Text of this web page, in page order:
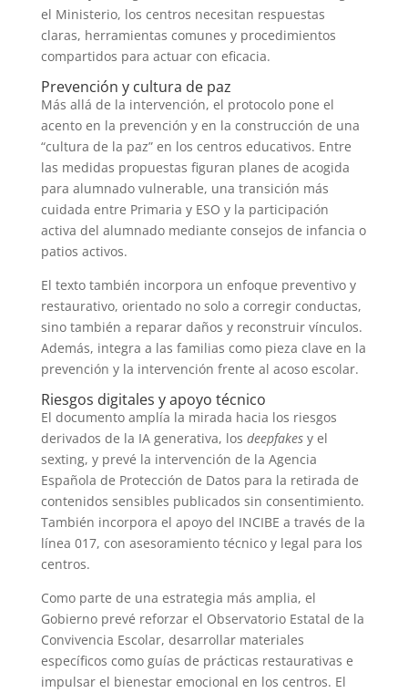
el Ministerio, los centros necesitan respuestas
claras, herramientas comunes y procedimientos
compartidos para actuar con eficacia.
Prevención y cultura de paz
Más allá de la intervención, el protocolo pone el
acento en la prevención y en la construcción de una
“cultura de la paz” en los centros educativos. Entre
las medidas propuestas figuran planes de acogida
para alumnado vulnerable, una transición más
cuidada entre Primaria y ESO y la participación
activa del alumnado mediante consejos de infancia o
patios activos.
El texto también incorpora un enfoque preventivo y
restaurativo, orientado no solo a corregir conductas,
sino también a reparar daños y reconstruir vínculos.
Además, integra a las familias como pieza clave en la
prevención y la intervención frente al acoso escolar.
Riesgos digitales y apoyo técnico
El documento amplía la mirada hacia los riesgos
derivados de la IA generativa, los deepfakesy el
sexting, y prevé la intervención de la Agencia
Española de Protección de Datos para la retirada de
contenidos sensibles publicados sin consentimiento.
También incorpora el apoyo del INCIBE a través de la
línea 017, con asesoramiento técnico y legal para los
centros.
Como parte de una estrategia más amplia, el
Gobierno prevé reforzar el Observatorio Estatal de la
Convivencia Escolar, desarrollar materiales
específicos como guías de prácticas restaurativas e
impulsar el bienestar emocional en los centros. El